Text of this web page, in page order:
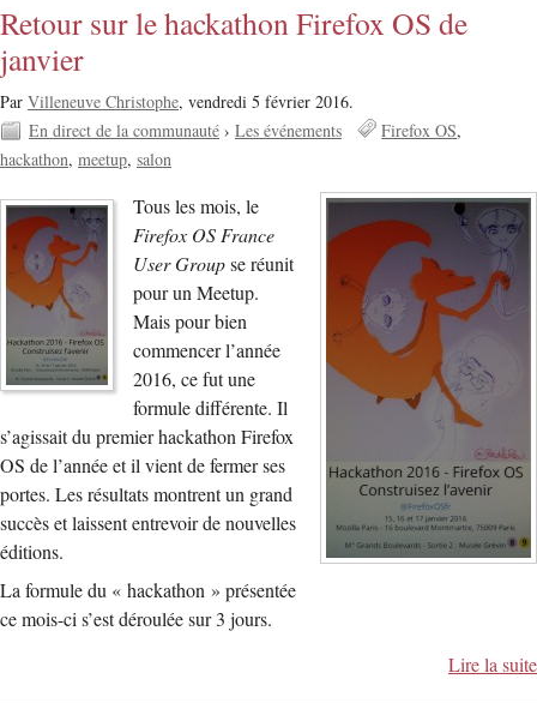
Retour sur le hackathon Firefox OS de
janvier
Par Villeneuve Christophe, vendredi 5 février 2016.
En direct de la communauté › Les événements
Firefox OS
hackathon meetup salon
Tous les mois, le
Firefox OS France
User Groupse réunit
pour un Meetup.
Mais pour bien
commencer l’année
2016, ce fut une
formule différente. Il
s’agissait du premier hackathon Firefox
OS de l’année et il vient de fermer ses
portes. Les résultats montrent un grand
succès et laissent entrevoir de nouvelles
éditions.
La formule du « hackathon » présentée
ce mois-ci s’est déroulée sur 3 jours.
Lire la suite